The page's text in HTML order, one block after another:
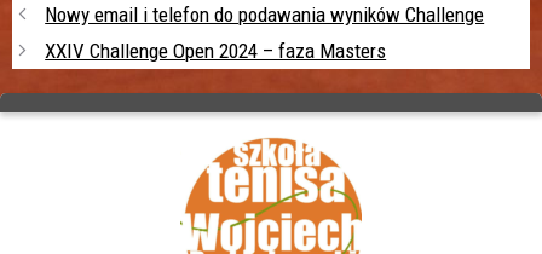
Nowy email i telefon do podawania wyników Challenge
XXIV Challenge Open 2024 – faza Masters